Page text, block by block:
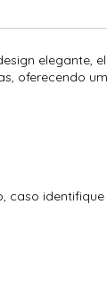
elegante,
oferecendo